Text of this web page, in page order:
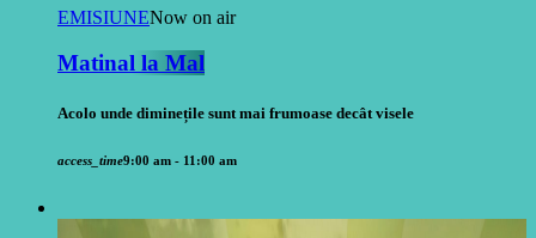
EMISIUNENow on air
Matinal la Mal
Acolo unde diminețile sunt mai frumoase decât visele
access_time9:00 am - 11:00 am